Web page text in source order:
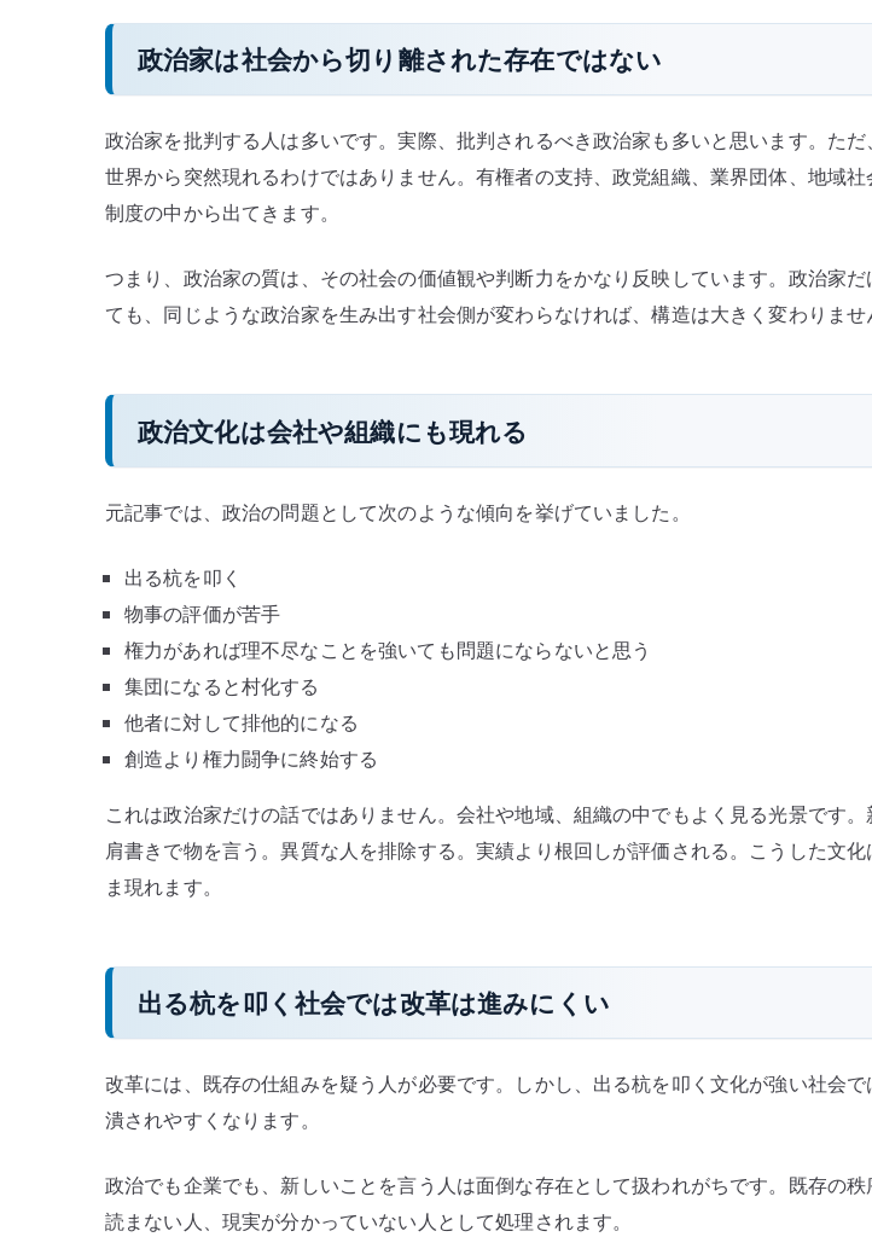
め
も
変
ら
な
理
由
政治家は社会から切り離された存在ではない
政治家を批判する人は多いです。実際、批判されるべき政治家も多いと思います。た
世界から突然現れるわけではありません。有権者の支持、政党組織、業界団体、地域
制度の中から出てきます。
つまり、政治家の質は、その社会の価値観や判断力をかなり反映しています。政治家
ても、同じような政治家を生み出す社会側が変わらなければ、構造は大きく変わりませ
政治文化は会社や組織にも現れる
元記事では、政治の問題として次のような傾向を挙げていました。
出る杭を叩く
物事の評価が苦手
権力があれば理不尽なことを強いても問題にならないと思う
集団になると村化する
他者に対して排他的になる
創造より権力闘争に終始する
これは政治家だけの話ではありません。会社や地域、組織の中でもよく見る光景です。
肩書きで物を言う。異質な人を排除する。実績より根回しが評価される。こうした文化
ま現れます。
出る杭を叩く社会では改革は進みにくい
改革には、既存の仕組みを疑う人が必要です。しかし、出る杭を叩く文化が強い社会
潰されやすくなります。
政治でも企業でも、新しいことを言う人は面倒な存在として扱われがちです。既存の
読まない人、現実が分かっていない人として処理されます。